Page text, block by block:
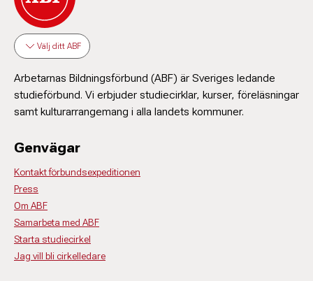
Välj ditt ABF
Arbetarnas Bildningsförbund (ABF) är Sveriges ledande
studieförbund. Vi erbjuder studiecirklar, kurser, föreläsningar
samt kulturarrangemang i alla landets kommuner.
Genvägar
Kontakt förbundsexpeditionen
Press
Om ABF
Samarbeta med ABF
Starta studiecirkel
Jag vill bli cirkelledare